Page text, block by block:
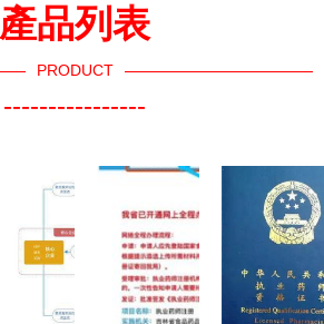
產品列表
PRODUCT
----------------